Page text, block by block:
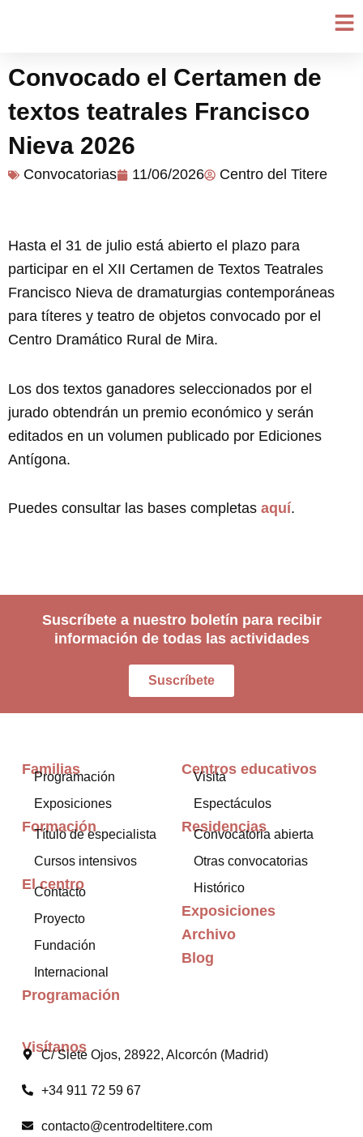
Convocado el Certamen de
textos teatrales Francisco
Nieva 2026
Convocatorias 11/06/2026 Centro del Titere
Hasta el 31 de julio está abierto el plazo para
participar en el XII Certamen de Textos Teatrales
Francisco Nieva de dramaturgias contemporáneas
para títeres y teatro de objetos convocado por el
Centro Dramático Rural de Mira.
Los dos textos ganadores seleccionados por el
jurado obtendrán un premio económico y serán
editados en un volumen publicado por Ediciones
Antígona.
Puedes consultar las bases completas aquí.
Suscríbete a nuestro boletín para recibir
información de todas las actividades
Suscríbete
Visítanos
C/ Siete Ojos, 28922, Alcorcón (Madrid)
+34 911 72 59 67
contacto@centrodeltitere.com
Familias
Programación
Exposiciones
Formación
Título de especialista
Cursos intensivos
El centro
Contacto
Proyecto
Fundación
Internacional
Programación
Centros educativos
Visita
Espectáculos
Residencias
Convocatoria abierta
Otras convocatorias
Histórico
Exposiciones
Archivo
Blog